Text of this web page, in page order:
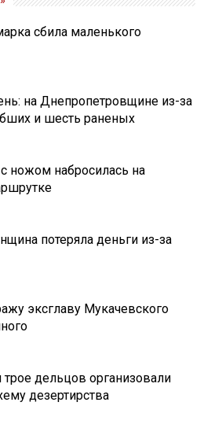
сбила маленького
на Днепропетровщине из-за
и шесть раненых
ножом набросилась на
потеряла деньги из-за
эксглаву Мукачевского
дельцов организовали
дезертирства